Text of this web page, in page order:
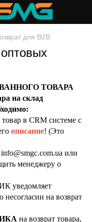
для В2В
ТОВАРА
на склад
в CRM системе с
описание! (Это
info@smgc.com.ua или
менеджеру о
уведомляет
на возврат
на возврат товара,